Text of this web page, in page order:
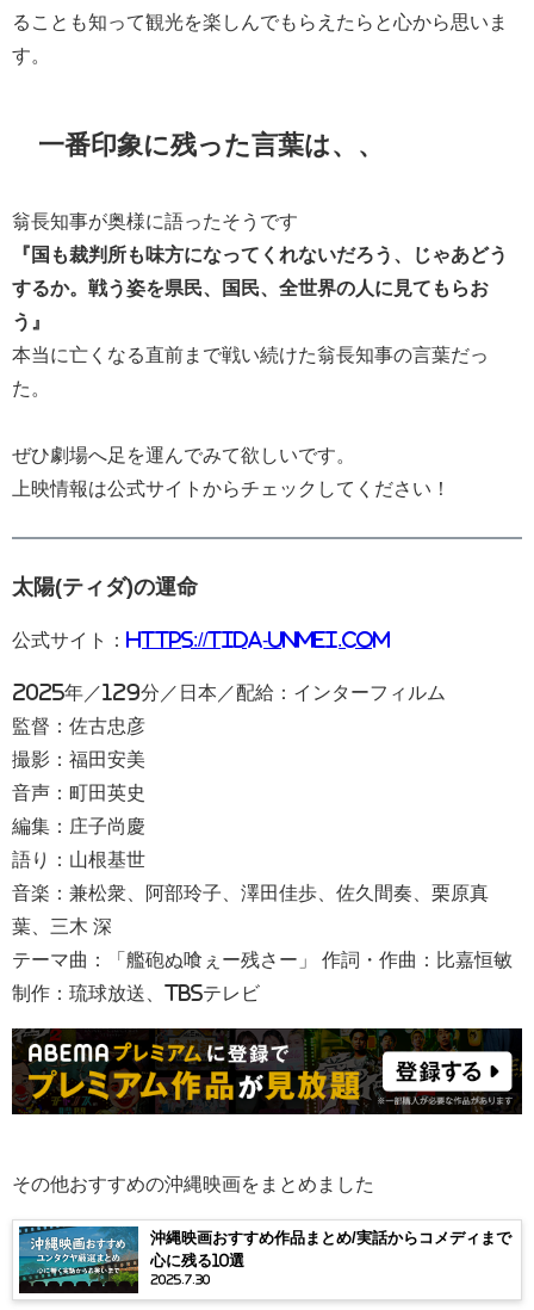
ることも知って観光を楽しんでもらえたらと心から思いま
す。
一番印象に残った言葉は、、
翁長知事が奥様に語ったそうです
『国も裁判所も味方になってくれないだろう、じゃあどう
するか。戦う姿を県民、国民、全世界の人に見てもらお
う』
本当に亡くなる直前まで戦い続けた翁長知事の言葉だっ
た。
ぜひ劇場へ足を運んでみて欲しいです。
上映情報は公式サイトからチェックしてください！
太陽(ティダ)の運命
公式サイト： https://tida-unmei.com
2025年／129分／日本／配給：インターフィルム
監督：佐古忠彦
撮影：福田安美
音声：町田英史
編集：庄子尚慶
語り：山根基世
音楽：兼松衆、阿部玲子、澤田佳歩、佐久間奏、栗原真
葉、三木 深
テーマ曲：「艦砲ぬ喰ぇー残さー」 作詞・作曲：比嘉恒敏
制作：琉球放送、TBSテレビ
その他おすすめの沖縄映画をまとめました
沖縄映画おすすめ作品まとめ/実話からコメディまで
心に残る10選
2025.7.30